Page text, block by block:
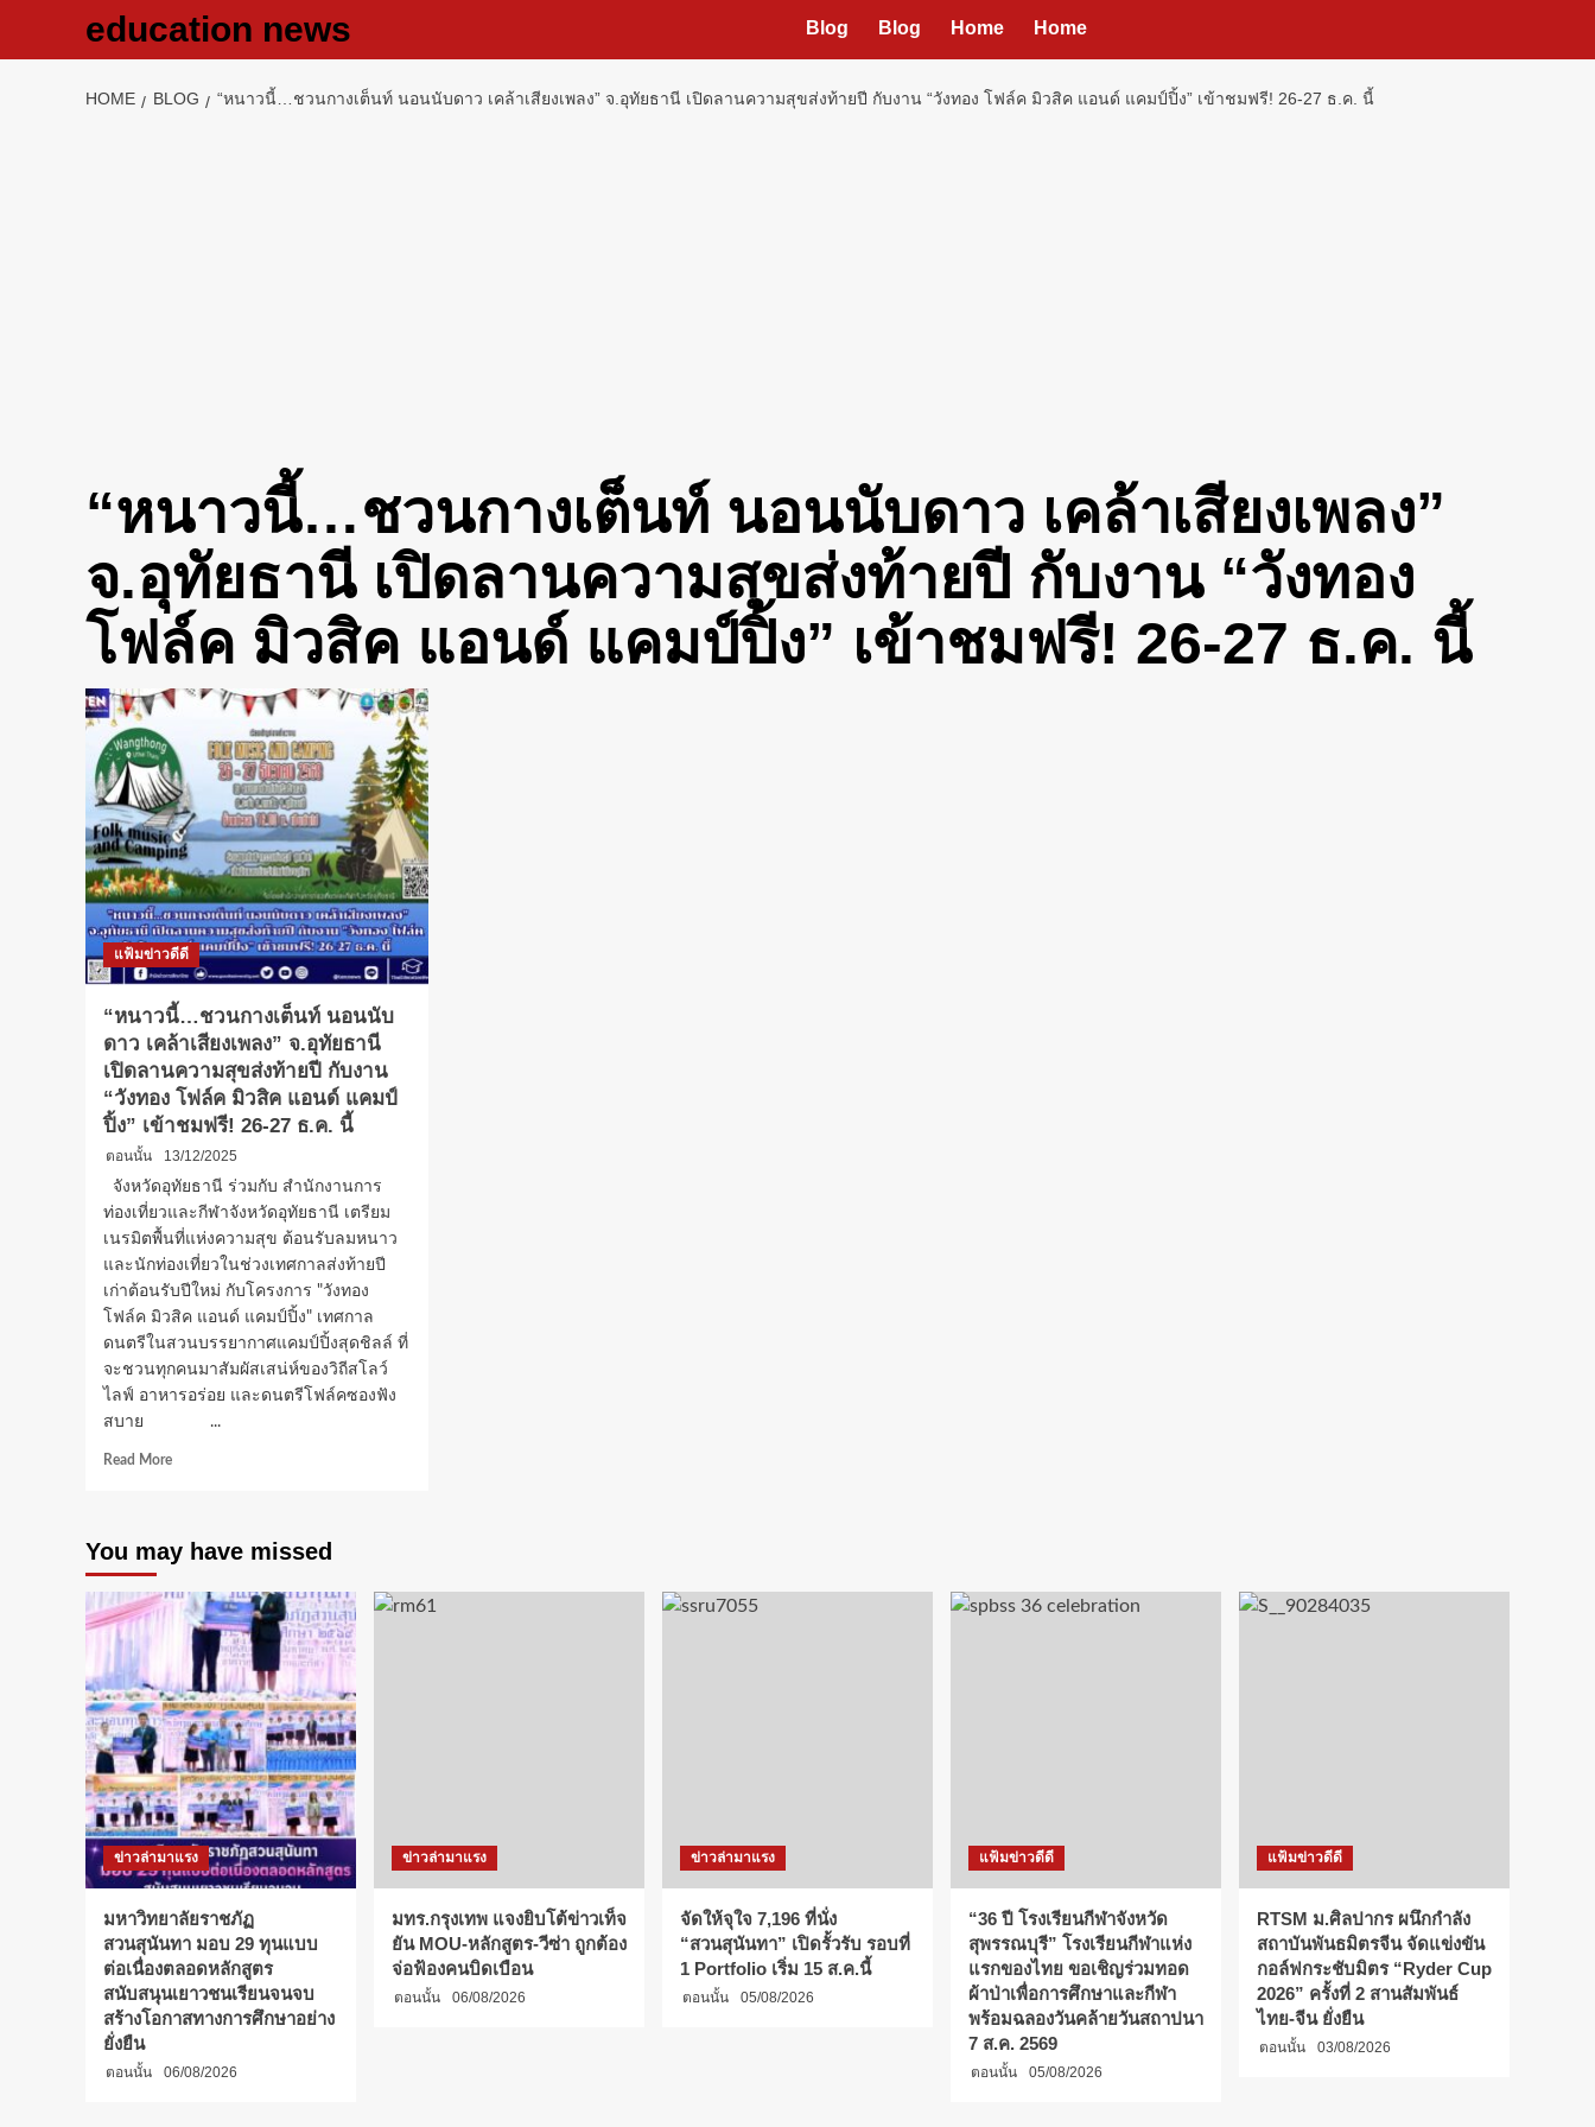
education news Blog Blog Home Home
HOME BLOG “หนาวนี้…ชวนกางเต็นท์ นอนนับดาว เคล้าเสียงเพลง” จ.อุทัยธานี เปิดลานความสุขส่งท้ายปี กับงาน “วังทอง โฟล์ค มิวสิค แอนด์ แคมป์ปิ้ง” เข้าชมฟรี! 26-27 ธ.ค. นี้
“หนาวนี้…ชวนกางเต็นท์ นอนนับดาว เคล้าเสียงเพลง”
จ.อุทัยธานี เปิดลานความสุขส่งท้ายปี กับงาน “วังทอง
โฟล์ค มิวสิค แอนด์ แคมป์ปิ้ง” เข้าชมฟรี! 26-27 ธ.ค. นี้
แฟ้มข่าวดีดี
“หนาวนี้…ชวนกางเต็นท์ นอนนับ
ดาว เคล้าเสียงเพลง” จ.อุทัยธานี
เปิดลานความสุขส่งท้ายปี กับงาน
“วังทอง โฟล์ค มิวสิค แอนด์ แคมป์
ปิ้ง” เข้าชมฟรี! 26-27 ธ.ค. นี้
ตอนนั้น
13/12/2025
จังหวัดอุทัยธานี ร่วมกับ สำนักงานการ
ท่องเที่ยวและกีฬาจังหวัดอุทัยธานี เตรียม
เนรมิตพื้นที่แห่งความสุข ต้อนรับลมหนาว
และนักท่องเที่ยวในช่วงเทศกาลส่งท้ายปี
เก่าต้อนรับปีใหม่ กับโครงการ "วังทอง
โฟล์ค มิวสิค แอนด์ แคมป์ปิ้ง" เทศกาล
ดนตรีในสวนบรรยากาศแคมป์ปิ้งสุดชิลล์ ที่
จะชวนทุกคนมาสัมผัสเสน่ห์ของวิถีสโลว์
ไลฟ์ อาหารอร่อย และดนตรีโฟล์คซองฟัง
สบาย ...
Read MoreRead
นี้…
ชวน
กาง
เต็นท์
นอน
ดาว
เคล้า
เสียง
เพลง”
จ.อุทัยธานี
เปิด
ลาน
ความ
สุข
ส่ง
ท้าย
ปี
กับ
งาน
“วังทอง
โฟล์ค
แอนด์
You may have missed
ข่าวล่ามาแรง
มหาวิทยาลัยราชภัฏ
สวนสุนันทา มอบ 29 ทุนแบบ
ต่อเนื่องตลอดหลักสูตร
สนับสนุนเยาวชนเรียนจนจบ
สร้างโอกาสทางการศึกษาอย่าง
ยั่งยืน
ตอนนั้น 06/08/2026
ข่าวล่ามาแรง
มทร.กรุงเทพ แจงยิบโต้ข่าวเท็จ
ยัน MOU-หลักสูตร-วีซ่า ถูกต้อง
จ่อฟ้องคนบิดเบือน
ตอนนั้น 06/08/2026
ข่าวล่ามาแรง
จัดให้จุใจ 7,196 ที่นั่ง
“สวนสุนันทา” เปิดรั้วรับ รอบที่
1 Portfolio เริ่ม 15 ส.ค.นี้
ตอนนั้น 05/08/2026
แฟ้มข่าวดีดี
“36 ปี โรงเรียนกีฬาจังหวัด
สุพรรณบุรี” โรงเรียนกีฬาแห่ง
แรกของไทย ขอเชิญร่วมทอด
ผ้าป่าเพื่อการศึกษาและกีฬา
พร้อมฉลองวันคล้ายวันสถาปนา
7 ส.ค. 2569
ตอนนั้น 05/08/2026
แฟ้มข่าวดีดี
RTSM ม.ศิลปากร ผนึกกำลัง
สถาบันพันธมิตรจีน จัดแข่งขัน
กอล์ฟกระชับมิตร “Ryder Cup
2026” ครั้งที่ 2 สานสัมพันธ์
ไทย-จีน ยั่งยืน
ตอนนั้น 03/08/2026